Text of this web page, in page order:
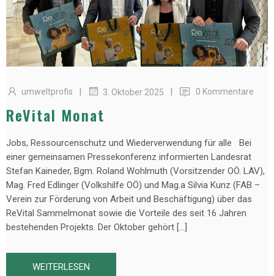
umweltprofis | 3. Oktober 2025 | 0 Kommentare
ReVital Monat
Jobs, Ressourcenschutz und Wiederverwendung für alle Bei
einer gemeinsamen Pressekonferenz informierten Landesrat
Stefan Kaineder, Bgm. Roland Wohlmuth (Vorsitzender OÖ. LAV),
Mag. Fred Edlinger (Volkshilfe OÖ) und Mag.a Silvia Kunz (FAB –
Verein zur Förderung von Arbeit und Beschäftigung) über das
ReVital Sammelmonat sowie die Vorteile des seit 16 Jahren
bestehenden Projekts. Der Oktober gehört […]
WEITERLESEN